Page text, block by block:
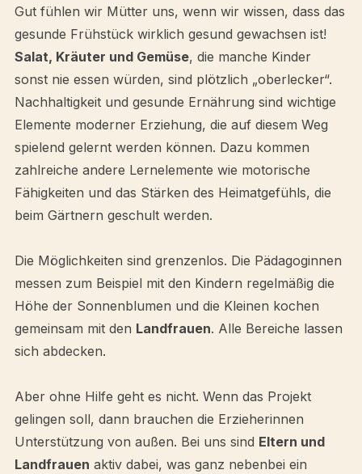
Gut fühlen wir Mütter uns, wenn wir wissen, dass das
gesunde Frühstück wirklich gesund gewachsen ist!
Salat, Kräuter und Gemüse, die manche Kinder
sonst nie essen würden, sind plötzlich „oberlecker“.
Nachhaltigkeit und gesunde Ernährung sind wichtige
Elemente moderner Erziehung, die auf diesem Weg
spielend gelernt werden können. Dazu kommen
zahlreiche andere Lernelemente wie motorische
Fähigkeiten und das Stärken des Heimatgefühls, die
beim Gärtnern geschult werden.
Die Möglichkeiten sind grenzenlos. Die Pädagoginnen
messen zum Beispiel mit den Kindern regelmäßig die
Höhe der Sonnenblumen und die Kleinen kochen
gemeinsam mit den Landfrauen. Alle Bereiche lassen
sich abdecken.
Aber ohne Hilfe geht es nicht. Wenn das Projekt
gelingen soll, dann brauchen die Erzieherinnen
Unterstützung von außen. Bei uns sind Eltern und
Landfrauen aktiv dabei, was ganz nebenbei ein